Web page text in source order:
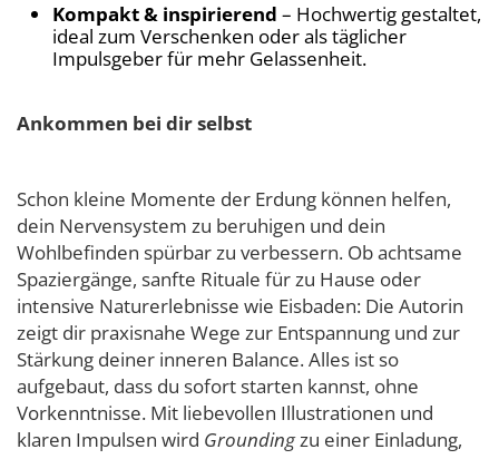
Kompakt & inspirierend – Hochwertig gestaltet,
ideal zum Verschenken oder als täglicher
Impulsgeber für mehr Gelassenheit.
Ankommen bei dir selbst
Schon kleine Momente der Erdung können helfen,
dein Nervensystem zu beruhigen und dein
Wohlbefinden spürbar zu verbessern. Ob achtsame
Spaziergänge, sanfte Rituale für zu Hause oder
intensive Naturerlebnisse wie Eisbaden: Die Autorin
zeigt dir praxisnahe Wege zur Entspannung und zur
Stärkung deiner inneren Balance. Alles ist so
aufgebaut, dass du sofort starten kannst, ohne
Vorkenntnisse. Mit liebevollen Illustrationen und
klaren Impulsen wird Groundingzu einer Einladung,